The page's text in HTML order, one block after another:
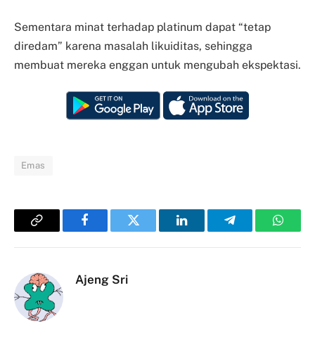
Sementara minat terhadap platinum dapat “tetap
diredam” karena masalah likuiditas, sehingga
membuat mereka enggan untuk mengubah ekspektasi.
Emas
Copy
FacebookTwitter LinkedInTelegram
Ajeng Sri